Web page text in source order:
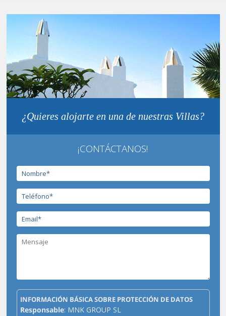
¿Quieres alojarte en una de nuestras Villas?
¡CONTÁCTANOS!
INFORMACIÓN BÁSICA SOBRE PROTECCIÓN DE DATOS
Responsable: MNK GROUP SL